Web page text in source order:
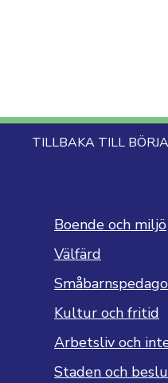
TILLBAKA TILL
Boende och miljö
Välfärd
Kultur och fritid
Arbetsliv och
Staden och